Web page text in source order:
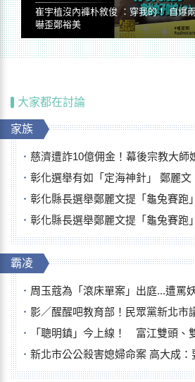
崔宇植沒內褲朴敘俊 ：穿我的！ 自爆
嚇歪鄭裕美
大家都在討論
家族
慈濟遭詐10億佣金！幕後宗教大師媳婦獲100萬
彰化選舉有如「定海神針」 鄭麗文：傾
彰化縣長選舉鄭麗文提「龜兔賽跑」 綠營、
彰化縣長選舉鄭麗文提「龜兔賽跑」 綠營、
霸凌
周玉蔻為「滾床單案」出庭...遭罵妖孽下地獄
影／醒醒吧教育部！民眾黨新北市議員參選人提
「聰明鎮」今上線！ 富江雙頭、雙
新北市公公殺害媳婦命案 高大成：要害